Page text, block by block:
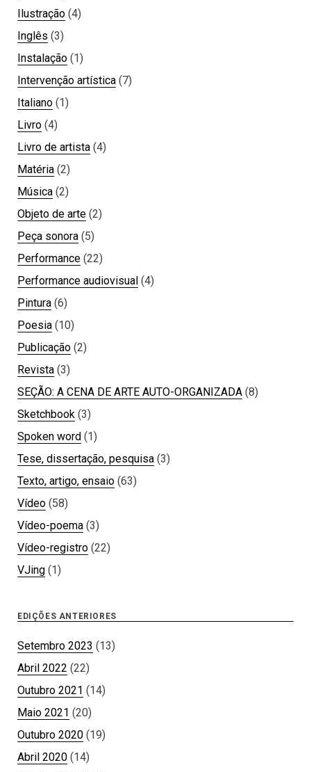
Ilustração (4)
Inglês (3)
Instalação (1)
Intervenção artística (7)
Italiano (1)
Livro (4)
Livro de artista (4)
Matéria (2)
Música (2)
Objeto de arte (2)
Peça sonora (5)
Performance (22)
Performance audiovisual (4)
Pintura (6)
Poesia (10)
Publicação (2)
Revista (3)
SEÇÃO: A CENA DE ARTE AUTO-ORGANIZADA (8)
Sketchbook (3)
Spoken word (1)
Tese, dissertação, pesquisa (3)
Texto, artigo, ensaio (63)
Vídeo (58)
Vídeo-poema (3)
Vídeo-registro (22)
VJing (1)
EDIÇÕES ANTERIORES
Setembro 2023 (13)
Abril 2022 (22)
Outubro 2021 (14)
Maio 2021 (20)
Outubro 2020 (19)
Abril 2020 (14)